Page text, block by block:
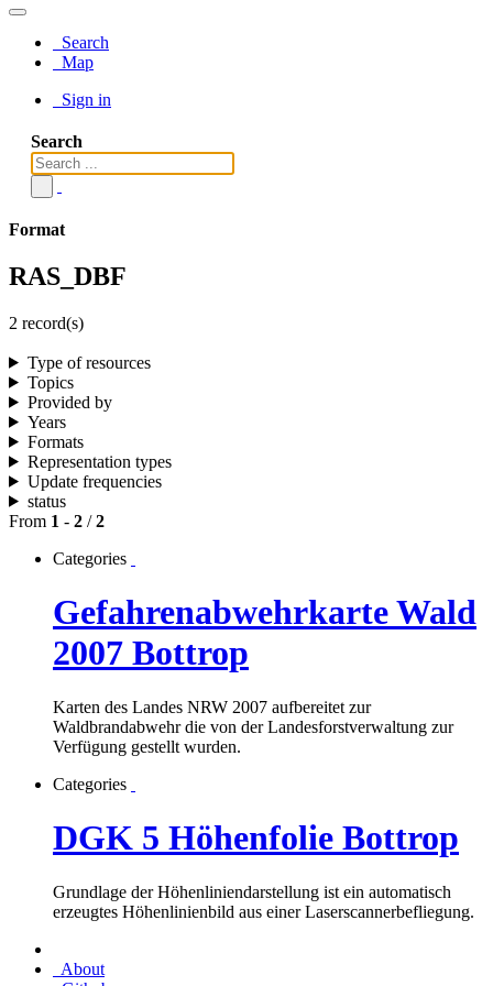
Search
Map
Sign in
Search
Format
RAS_DBF
2 record(s)
Type of resources
Topics
Provided by
Years
Formats
Representation types
Update frequencies
status
From 1 - 2 /2
Categories
Gefahrenabwehrkarte Wald
2007 Bottrop
Karten des Landes NRW 2007 aufbereitet zur
Waldbrandabwehr die von der Landesforstverwaltung zur
Verfügung gestellt wurden.
Categories
DGK 5 Höhenfolie Bottrop
Grundlage der Höhenliniendarstellung ist ein automatisch
erzeugtes Höhenlinienbild aus einer Laserscannerbefliegung.
About